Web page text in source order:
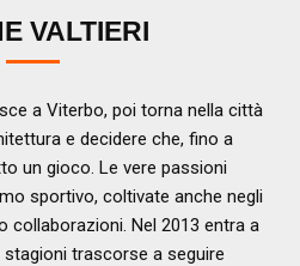
VALTIERI
a Viterbo, poi torna nella città
e decidere che, fino a
un gioco. Le vere passioni
sportivo, coltivate anche negli
collaborazioni. Nel 2013 entra a
trascorse a seguire